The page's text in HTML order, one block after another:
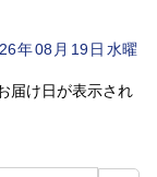
年08 月 19日水曜
届け日が表示され